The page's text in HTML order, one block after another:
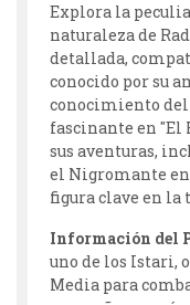
Explora la
naturaleza de
detallada,
conocido por su
conocimiento del
fascinante en "El
sus aventuras,
el Nigromante en
figura clave en la
Información del
uno de los Istari,
Media para